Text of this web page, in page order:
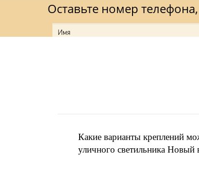
Оставьте номер
Есть готовое
Написать запрос
Отправить запрос
Какие варианты креплений
уличного светильника Новый